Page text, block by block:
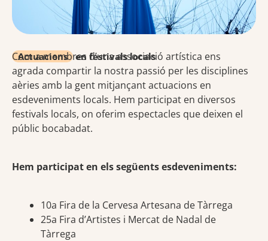
Actuacions en festivals locals
Com a membres d’una associació artística ens
agrada compartir la nostra passió per les disciplines
aèries amb la gent mitjançant actuacions en
esdeveniments locals. Hem participat en diversos
festivals locals, on oferim espectacles que deixen el
públic bocabadat.
Hem participat en els següents esdeveniments:
10a Fira de la Cervesa Artesana de Tàrrega
25a Fira d’Artistes i Mercat de Nadal de
Tàrrega